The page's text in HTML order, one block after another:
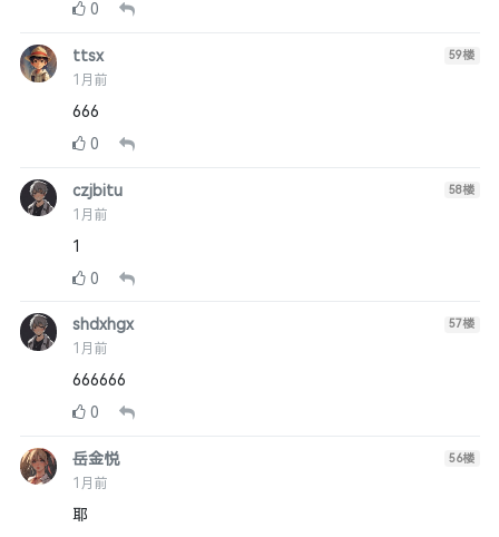
0
ttsx
1月前
59楼
666
0
czjbitu
1月前
58楼
1
0
shdxhgx
1月前
57楼
666666
0
岳金悦
1月前
56楼
耶